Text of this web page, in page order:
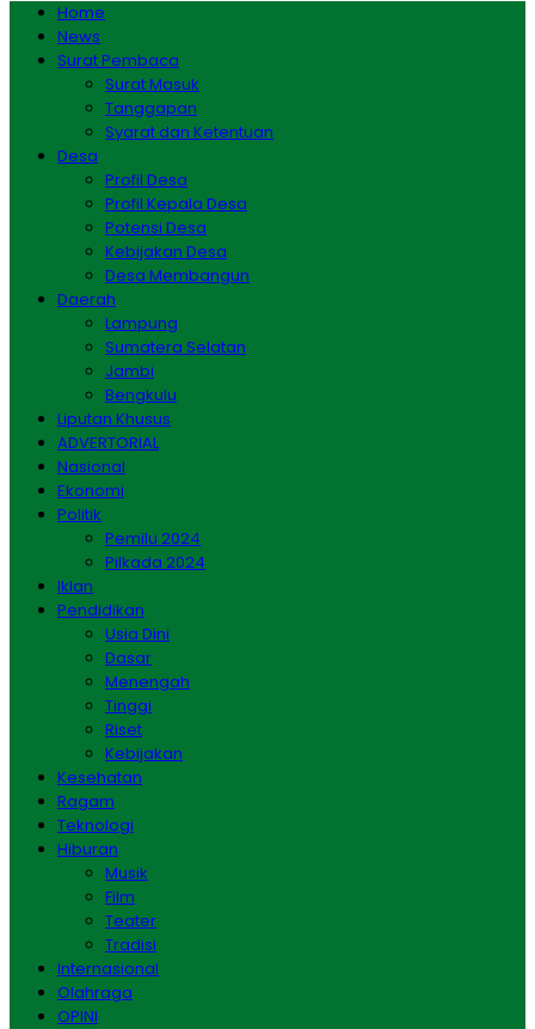
Home
News
Surat Pembaca
Surat Masuk
Tanggapan
Syarat dan Ketentuan
Desa
Profil Desa
Profil Kepala Desa
Potensi Desa
Kebijakan Desa
Desa Membangun
Daerah
Lampung
Sumatera Selatan
Jambi
Bengkulu
Liputan Khusus
ADVERTORIAL
Nasional
Ekonomi
Politik
Pemilu 2024
Pilkada 2024
Iklan
Pendidikan
Usia Dini
Dasar
Menengah
Tinggi
Riset
Kebijakan
Kesehatan
Ragam
Teknologi
Hiburan
Musik
Film
Teater
Tradisi
Internasional
Olahraga
OPINI